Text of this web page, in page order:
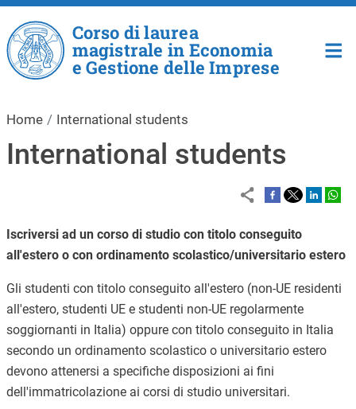
Salta al contenuto principale
Corso di laurea
magistrale in Economia
e Gestione delle Imprese
Home International students
International students
Iscriversi ad un corso di studio con titolo conseguito
all'estero o con ordinamento scolastico/universitario estero
Gli studenti con titolo conseguito all'estero (non-UE residenti
all'estero, studenti UE e studenti non-UE regolarmente
soggiornanti in Italia) oppure con titolo conseguito in Italia
secondo un ordinamento scolastico o universitario estero
devono attenersi a specifiche disposizioni ai fini
dell'immatricolazione ai corsi di studio universitari.